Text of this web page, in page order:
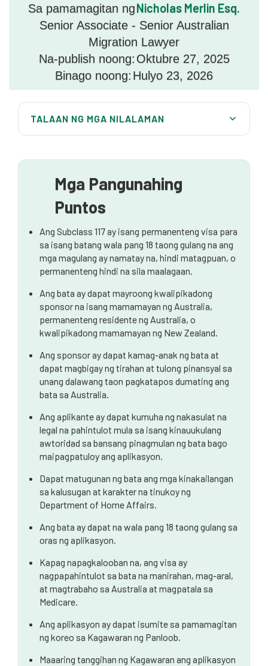
Sa pamamagitan ngNicholas Merlin Esq.
Senior Associate - Senior Australian
Migration Lawyer
Na-publish noong: Oktubre 27, 2025
Binago noong: Hulyo 23, 2026
TALAAN NG MGA NILALAMAN
Pagiging Karapat-dapat
Proseso ng Application sa isang Sulyap
Pangwakas na Kaisipan
Mga Pangunahing
Puntos
Ang Subclass 117 ay isang permanenteng visa para
sa isang batang wala pang 18 taong gulang na ang
mga magulang ay namatay na, hindi matagpuan, o
permanenteng hindi na sila maalagaan.
Ang bata ay dapat mayroong kwalipikadong
sponsor na isang mamamayan ng Australia,
permanenteng residente ng Australia, o
kwalipikadong mamamayan ng New Zealand.
Ang sponsor ay dapat kamag-anak ng bata at
dapat magbigay ng tirahan at tulong pinansyal sa
unang dalawang taon pagkatapos dumating ang
bata sa Australia.
Ang aplikante ay dapat kumuha ng nakasulat na
legal na pahintulot mula sa isang kinauukulang
awtoridad sa bansang pinagmulan ng bata bago
maipagpatuloy ang aplikasyon.
Dapat matugunan ng bata ang mga kinakailangan
sa kalusugan at karakter na tinukoy ng
Department of Home Affairs.
Ang bata ay dapat na wala pang 18 taong gulang sa
oras ng aplikasyon.
Kapag napagkalooban na, ang visa ay
nagpapahintulot sa bata na manirahan, mag-aral,
at magtrabaho sa Australia at magpatala sa
Medicare.
Ang aplikasyon ay dapat isumite sa pamamagitan
ng koreo sa Kagawaran ng Panloob.
Maaaring tanggihan ng Kagawaran ang aplikasyon